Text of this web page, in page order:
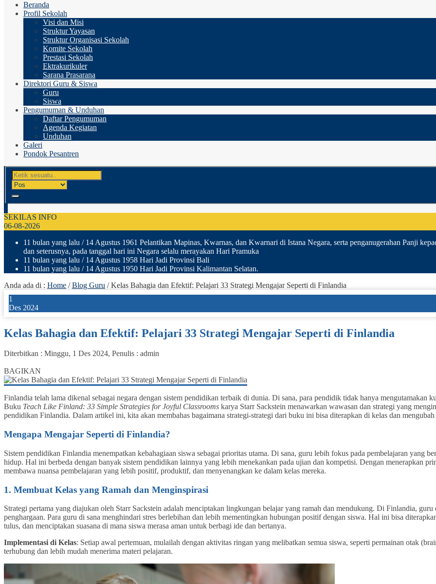
Beranda
Profil Sekolah
Visi dan Misi
Struktur Yayasan
Struktur Organisasi Sekolah
Komite Sekolah
Prestasi Sekolah
Ektrakurikuler
Sarana Prasarana
Direktori Guru & Siswa
Guru
Siswa
Pengumuman & Unduhan
Daftar Pengumuman
Agenda Kegiatan
Unduhan
Galeri
Pondok Pesantren
SEKILAS INFO
06-08-2026
11 bulan yang lalu / 14 Agustus 1961 Pelantikan Mapinas, Kwarnas, dan Kwarnari di Istana Negara, serta penganugerahan Panji
dan seterusnya, pada tanggal hari ini Negara selalu merayakan Hari Pramuka
11 bulan yang lalu / 14 Agustus 1958 Hari Jadi Provinsi Bali
11 bulan yang lalu / 14 Agustus 1950 Hari Jadi Provinsi Kalimantan Selatan.
Anda ada di : Home /Blog Guru /Kelas Bahagia dan Efektif: Pelajari 33 Strategi Mengajar Seperti di Finlandia
1
Des 2024
Kelas Bahagia dan Efektif: Pelajari 33 Strategi Mengajar Seperti di Finlandia
Diterbitkan : Minggu, 1 Des 2024, Penulis : admin
BAGIKAN
Finlandia telah lama dikenal sebagai negara dengan sistem pendidikan terbaik di dunia. Di sana, para pendidik tidak hanya mengutamakan
Buku Teach Like Finland: 33 Simple Strategies for Joyful Classrooms karya Starr Sackstein menawarkan wawasan dan strategi yang
pendidikan Finlandia. Dalam artikel ini, kita akan membahas bagaimana strategi-strategi dari buku ini bisa diterapkan di kelas dan
Mengapa Mengajar Seperti di Finlandia?
Sistem pendidikan Finlandia menempatkan kebahagiaan siswa sebagai prioritas utama. Di sana, guru lebih fokus pada pembelajaran yang
hidup. Hal ini berbeda dengan banyak sistem pendidikan lainnya yang lebih menekankan pada ujian dan kompetisi. Dengan menerapkan
membawa nuansa pembelajaran yang lebih positif, produktif, dan menyenangkan ke dalam kelas mereka.
1. Membuat Kelas yang Ramah dan Menginspirasi
Strategi pertama yang diajukan oleh Starr Sackstein adalah menciptakan lingkungan belajar yang ramah dan mendukung. Di Finlandia,
penghargaan. Para guru di sana menghindari stres berlebihan dan lebih mementingkan hubungan positif dengan siswa. Hal ini bisa
tulus, dan menciptakan suasana di mana siswa merasa aman untuk berbagi ide dan bertanya.
Implementasi di Kelas: Setiap awal pertemuan, mulailah dengan aktivitas ringan yang melibatkan semua siswa, seperti permainan otak
terhubung dan lebih mudah menerima materi pelajaran.